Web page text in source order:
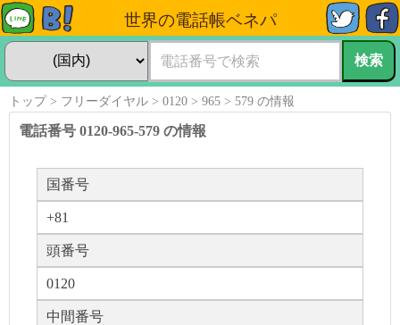
世界の電話帳ベネパ
トップ フリーダイヤル 0120 965 579 の情報
電話番号 0120-965-579 の情報
国番号
+81
頭番号
0120
中間番号